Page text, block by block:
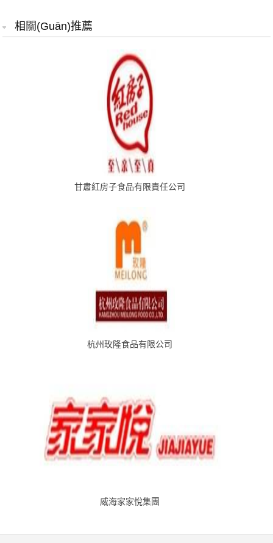
相關(guān)推薦
甘肅紅房子食品有限責任公司
杭州玫隆食品有限公司
威海家家悅集團